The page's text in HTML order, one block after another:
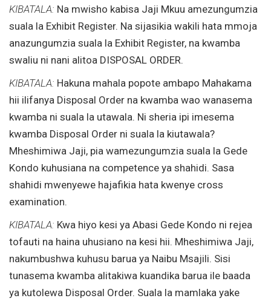
KIBATALA: Na mwisho kabisa Jaji Mkuu amezungumzia
suala la Exhibit Register. Na sijasikia wakili hata mmoja
anazungumzia suala la Exhibit Register, na kwamba
swaliu ni nani alitoa DISPOSAL ORDER.
KIBATALA: Hakuna mahala popote ambapo Mahakama
hii ilifanya Disposal Order na kwamba wao wanasema
kwamba ni suala la utawala. Ni sheria ipi imesema
kwamba Disposal Order ni suala la kiutawala?
Mheshimiwa Jaji, pia wamezungumzia suala la Gede
Kondo kuhusiana na competence ya shahidi. Sasa
shahidi mwenyewe hajafikia hata kwenye cross
examination.
KIBATALA: Kwa hiyo kesi ya Abasi Gede Kondo ni rejea
tofauti na haina uhusiano na kesi hii. Mheshimiwa Jaji,
nakumbushwa kuhusu barua ya Naibu Msajili. Sisi
tunasema kwamba alitakiwa kuandika barua ile baada
ya kutolewa Disposal Order. Suala la mamlaka yake